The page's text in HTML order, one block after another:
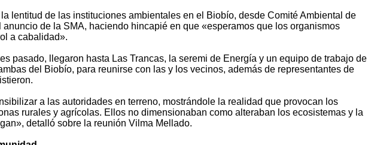
lentitud de las instituciones ambientales en el Biobío, desde Comité Ambiental de
anuncio de la SMA, haciendo hincapié en que «esperamos que los organismos
a cabalidad».
pasado, llegaron hasta Las Trancas, la seremi de Energía y un equipo de trabajo de
del Biobío, para reunirse con las y los vecinos, además de representantes de
a las autoridades en terreno, mostrándole la realidad que provocan los
rurales y agrícolas. Ellos no dimensionaban como alteraban los ecosistemas y la
detalló sobre la reunión Vilma Mellado.